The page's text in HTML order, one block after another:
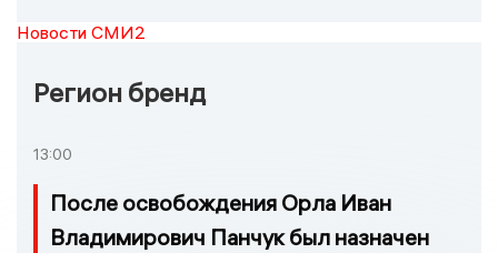
Новости СМИ2
Регион бренд
13:00
После освобождения Орла Иван
Владимирович Панчук был назначен